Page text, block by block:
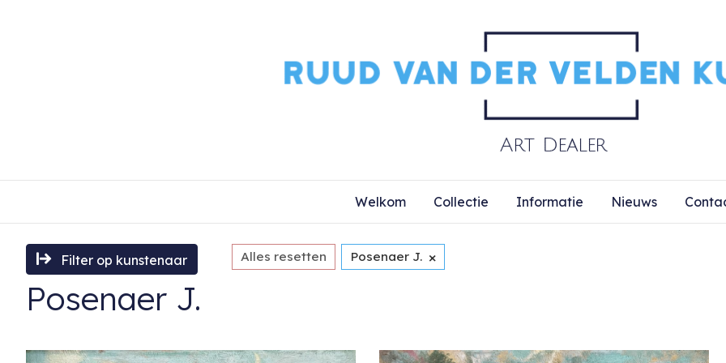
Welkom Collectie Informatie Nieuws
Filter op kunstenaar Alles resetten Posenaer J. ×
Posenaer J.